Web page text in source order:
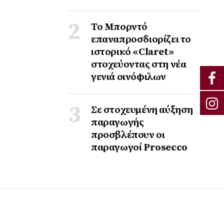
Το Μπορντό
επαναπροσδιορίζει το
ιστορικό «Claret»
στοχεύοντας στη νέα
γενιά οινόφιλων
Σε στοχευμένη αύξηση
παραγωγής
προσβλέπουν οι
παραγωγοί Prosecco